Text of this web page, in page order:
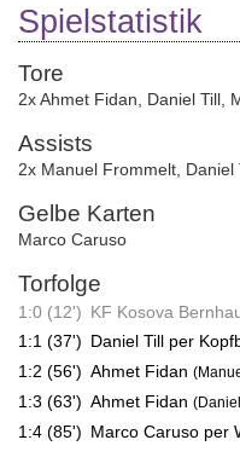
Spielstatistik
Tore
2x Ahmet Fidan Daniel Till
Assists
2x Manuel Frommelt Daniel
Gelbe Karten
Marco Caruso
Torfolge
1:0 (12') KF Kosova
1:1 (37') Daniel Till per
1:2 (56') Ahmet Fidan
1:3 (63') Ahmet Fidan
1:4 (85') Marco Caruso per